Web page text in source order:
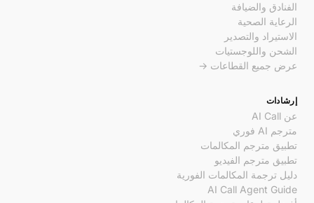
الفنادق والضيافة
الرعاية الصحية
الاستيراد والتصدير
الشحن واللوجستيات
عرض جميع القطاعات →
إرشادات
عن AI Call
مترجم AI فوري
تطبيق مترجم المكالمات
تطبيق مترجم الفيديو
دليل ترجمة المكالمات الفورية
AI Call Agent Guide